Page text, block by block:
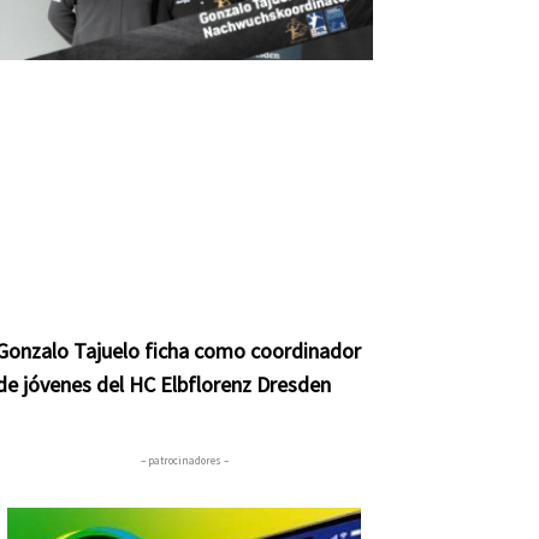
Tajuelo ficha como coordinador
jóvenes del HC Elbflorenz Dresden
– patrocinadores –